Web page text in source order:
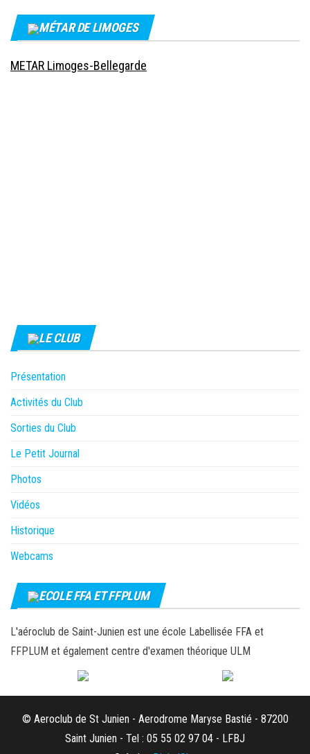
MÉTAR DE LIMOGES
METAR Limoges-Bellegarde
LE CLUB
Présentation
Activités du Club
Sorties du Club
Le Petit Journal
Photos
Vidéos
Historique
Webcams
ECOLE FFA ET FFPLUM
L'aéroclub de Saint-Junien est une école Labellisée FFA et
FFPLUM et également centre d'examen théorique ULM
© Aeroclub de St Junien - Aerodrome Maryse Bastié - 87200
Saint Junien - Tel : 05 55 02 97 04 - LFBJ